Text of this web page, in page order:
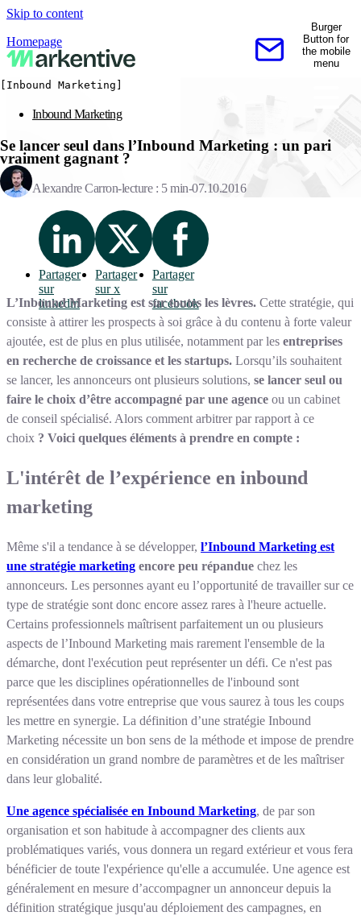
Skip to content
Homepage
Contactez-nous
Burger
Button for
the mobile
menu
[Inbound Marketing]
Inbound Marketing
Se lancer seul dans l’Inbound Marketing : un pari
vraiment gagnant ?
Alexandre Carron lecture : 5 min 07.10.2016
Partager
sur
linkedin
Partager
sur x
Partager
sur
facebook
L’Inbound Marketing est sur toutes les lèvres. Cette stratégie, qui
consiste à attirer les prospects à soi grâce à du contenu à forte valeur
ajoutée, est de plus en plus utilisée, notamment par les entreprises
en recherche de croissance et les startups. Lorsqu’ils souhaitent
se lancer, les annonceurs ont plusieurs solutions, se lancer seul ou
faire le choix d’être accompagné par une agence ou un cabinet
de conseil spécialisé. Alors comment arbitrer par rapport à ce
choix ? Voici quelques éléments à prendre en compte :
L'intérêt de l’expérience en inbound
marketing
Même s'il a tendance à se développer, l’Inbound Marketing est
une stratégie marketing encore peu répandue chez les
annonceurs. Les personnes ayant eu l’opportunité de travailler sur ce
type de stratégie sont donc encore assez rares à l'heure actuelle.
Certains professionnels maîtrisent parfaitement un ou plusieurs
aspects de l’Inbound Marketing mais rarement l'ensemble de la
démarche, dont l'exécution peut représenter un défi. Ce n'est pas
parce que les disciplines opérationnelles de l'inbound sont
représentées dans votre entreprise que vous saurez à tous les coups
les mettre en synergie. La définition d’une stratégie Inbound
Marketing nécessite un bon sens de la méthode et impose de prendre
en considération un grand nombre de paramètres et de les maîtriser
dans leur globalité.
Une agence spécialisée en Inbound Marketing, de par son
organisation et son habitude à accompagner des clients aux
problématiques variés, vous donnera un regard extérieur et vous fera
bénéficier de toute l'expérience qu'elle a accumulée. Une agence est
généralement en mesure d’accompagner un annonceur depuis la
définition stratégique jusqu'au déploiement des campagnes, en